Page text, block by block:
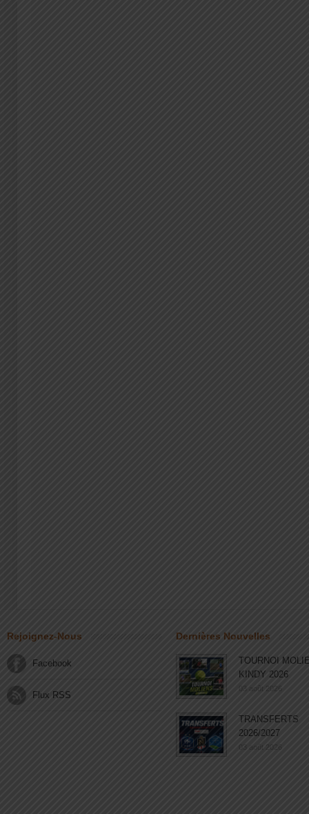
Rejoignez-Nous
Facebook
Flux RSS
Dernières Nouvelles
TOURNOI
KINDY 2026
03 août 2026
TRANSFERTS
2026/2027
03 août 2026